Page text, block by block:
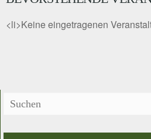
<li>Keine eingetragenen